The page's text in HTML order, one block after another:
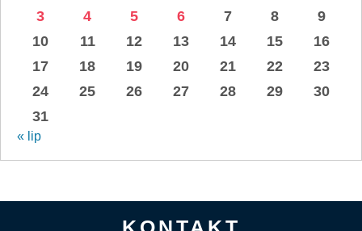
3
4 5 6 7 8
9
10
11 12 13 14 15
16
17
18 19 20 21 22
23
24
25 26 27 28 29
30
31
« lip